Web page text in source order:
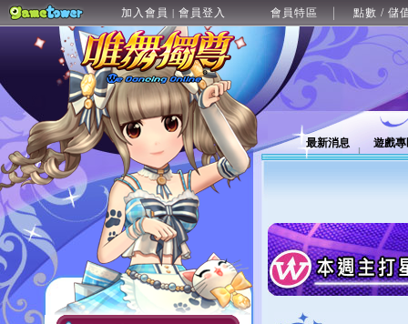
加入會員 | 會員登入 會員特區 點數 / 儲
最新消息 遊戲